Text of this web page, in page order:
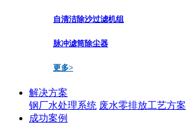
自清洁除沙过滤机组
脉冲滤筒除尘器
更多>
解决方案
钢厂水处理系统 废水零排放工艺方案
成功案例